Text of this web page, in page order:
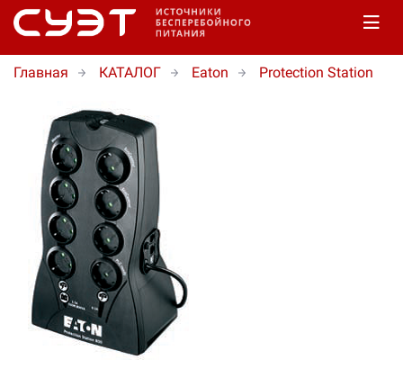
Главная КАТАЛОГ Eaton Protection Station